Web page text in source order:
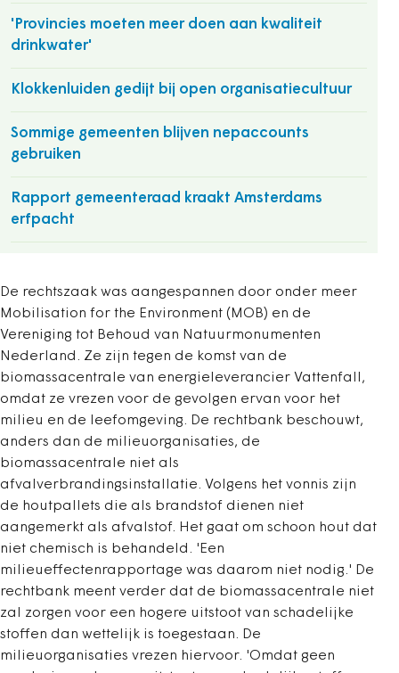
'Provincies moeten meer doen aan kwaliteit
drinkwater'
Klokkenluiden gedijt bij open organisatiecultuur
Sommige gemeenten blijven nepaccounts
gebruiken
Rapport gemeenteraad kraakt Amsterdams
erfpacht
De rechtszaak was aangespannen door onder meer
Mobilisation for the Environment (MOB) en de
Vereniging tot Behoud van Natuurmonumenten
Nederland. Ze zijn tegen de komst van de
biomassacentrale van energieleverancier Vattenfall,
omdat ze vrezen voor de gevolgen ervan voor het
milieu en de leefomgeving. De rechtbank beschouwt,
anders dan de milieuorganisaties, de
biomassacentrale niet als
afvalverbrandingsinstallatie. Volgens het vonnis zijn
de houtpallets die als brandstof dienen niet
aangemerkt als afvalstof. Het gaat om schoon hout dat
niet chemisch is behandeld. 'Een
milieueffectenrapportage was daarom niet nodig.' De
rechtbank meent verder dat de biomassacentrale niet
zal zorgen voor een hogere uitstoot van schadelijke
stoffen dan wettelijk is toegestaan. De
milieuorganisaties vrezen hiervoor. 'Omdat geen